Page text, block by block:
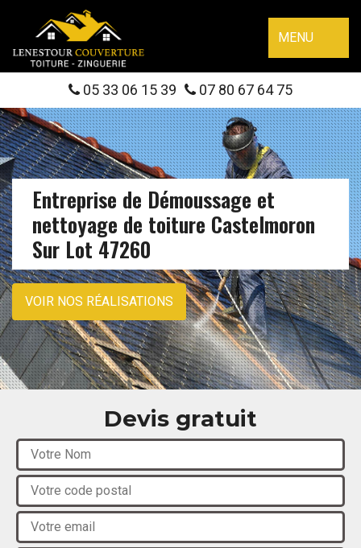
MENU
05 33 06 15 39 07 80 67 64 75
Entreprise de Démoussage et
nettoyage de toiture Castelmoron
Sur Lot 47260
VOIR NOS RÉALISATIONS
Devis gratuit